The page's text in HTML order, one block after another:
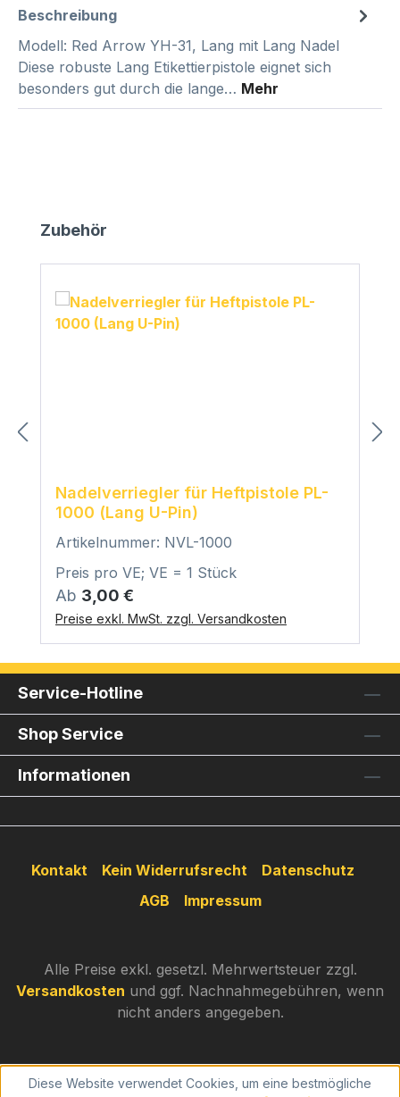
Beschreibung
Modell: Red Arrow YH-31, Lang mit Lang Nadel
Diese robuste Lang Etikettierpistole eignet sich
besonders gut durch die lange… Mehr
Produktgalerie überspringen
Zubehör
Nadelverriegler für Heftpistole PL-
1000 (Lang U-Pin)
Artikelnummer: NVL-1000
Preis pro VE; VE = 1 Stück
Regulärer Preis:
Ab 3,00 €
Preise exkl. MwSt. zzgl. Versandkosten
Service-Hotline
Shop Service
Informationen
Kontakt Kein Widerrufsrecht
Datenschutz
AGB
Impressum
Alle Preise exkl. gesetzl. Mehrwertsteuer zzgl.
Versandkosten und ggf. Nachnahmegebühren, wenn
nicht anders angegeben.
Diese Website verwendet Cookies, um eine bestmögliche